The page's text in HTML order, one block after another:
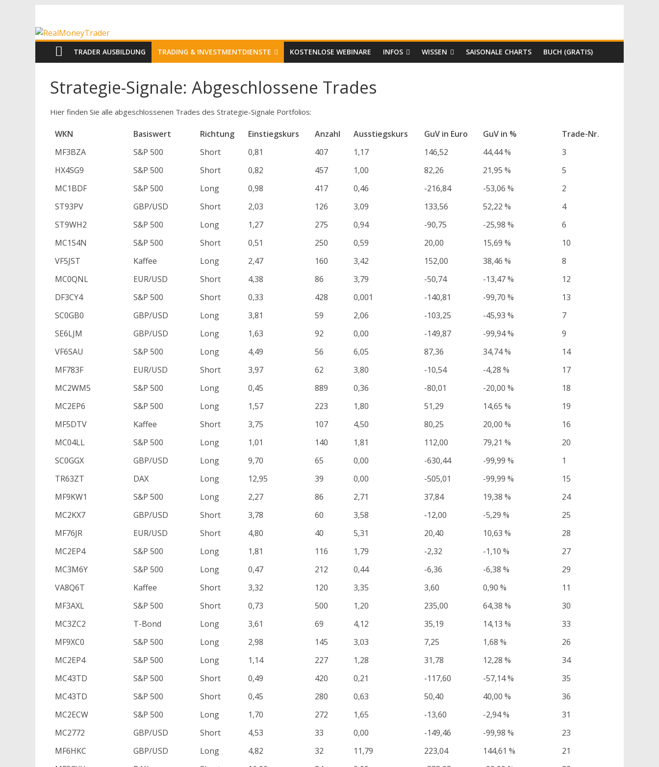
springen
RealMoneyTrader
Echtgeld-
Trading
TRADER AUSBILDUNG TRADING & INVESTMENTDIENSTE KOSTENLOSE WEBINARE INFOS WISSEN SAISONALE CHARTS BUCH (GRATIS)
Strategie-Signale: Abgeschlossene Trades
Hier finden Sie alle abgeschlossenen Trades des Strategie-Signale Portfolios:
WKN Basiswert Richtung Einstiegskurs Anzahl Ausstiegskurs GuV in Euro GuV in %
Trade-Nr.
MF3BZA
S&P 500 Short 0,81 407 1,17 146,52 44,44 %
3
HX4SG9
S&P 500 Short 0,82 457 1,00 82,26 21,95 %
5
MC1BDF
S&P 500 Long 0,98 417 0,46 -216,84 -53,06 %
2
ST93PV
GBP/USD Short 2,03 126 3,09 133,56 52,22 %
4
ST9WH2
S&P 500 Long 1,27 275 0,94 -90,75 -25,98 %
6
MC1S4N
S&P 500 Short 0,51 250 0,59 20,00 15,69 %
10
VF5JST
Kaffee Long 2,47 160 3,42 152,00 38,46 %
8
MC0QNL
EUR/USD Short 4,38 86 3,79 -50,74 -13,47 %
12
DF3CY4
S&P 500 Short 0,33 428 0,001 -140,81 -99,70 %
13
SC0GB0
GBP/USD Long 3,81 59 2,06 -103,25 -45,93 %
7
SE6LJM
GBP/USD Long 1,63 92 0,00 -149,87 -99,94 %
9
VF6SAU
S&P 500 Long 4,49 56 6,05 87,36 34,74 %
14
MF783F
EUR/USD Short 3,97 62 3,80 -10,54 -4,28 %
17
MC2WM5
S&P 500 Long 0,45 889 0,36 -80,01 -20,00 %
18
MC2EP6
S&P 500 Long 1,57 223 1,80 51,29 14,65 %
19
MF5DTV
Kaffee Short 3,75 107 4,50 80,25 20,00 %
16
MC04LL
S&P 500 Long 1,01 140 1,81 112,00 79,21 %
20
SC0GGX
GBP/USD Long 9,70 65 0,00 -630,44 -99,99 %
1
TR63ZT
DAX Long 12,95 39 0,00 -505,01 -99,99 %
15
MF9KW1
S&P 500 Long 2,27 86 2,71 37,84 19,38 %
24
MC2KX7
GBP/USD Short 3,78 60 3,58 -12,00 -5,29 %
25
MF76JR
EUR/USD Short 4,80 40 5,31 20,40 10,63 %
28
MC2EP4
S&P 500 Long 1,81 116 1,79 -2,32 -1,10 %
27
MC3M6Y
S&P 500 Long 0,47 212 0,44 -6,36 -6,38 %
29
VA8Q6T
Kaffee Short 3,32 120 3,35 3,60 0,90 %
11
MF3AXL
S&P 500 Short 0,73 500 1,20 235,00 64,38 %
30
MC3ZC2
T-Bond Long 3,61 69 4,12 35,19 14,13 %
33
MF9XC0
S&P 500 Long 2,98 145 3,03 7,25 1,68 %
26
MC2EP4
S&P 500 Long 1,14 227 1,28 31,78 12,28 %
34
MC43TD
S&P 500 Short 0,49 420 0,21 -117,60 -57,14 %
35
MC43TD
S&P 500 Short 0,45 280 0,63 50,40 40,00 %
36
MC2ECW
S&P 500 Long 1,70 272 1,65 -13,60 -2,94 %
31
MC2772
GBP/USD Short 4,53 33 0,00 -149,46 -99,98 %
23
MF6HKC
GBP/USD Long 4,82 32 11,79 223,04 144,61 %
21